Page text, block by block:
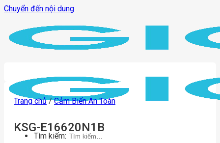
Chuyển đến nội dung
Tìm kiếm:
Trang chủ / Cảm Biến An Toàn
KSG-E16620N1B